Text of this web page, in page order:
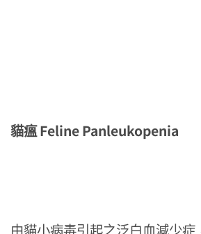
貓瘟Feline Panleukopenia
由貓小病毒引起之泛白血減少症